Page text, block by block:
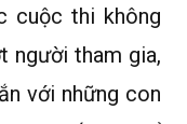
cuộc thi không
người tham gia,
với những con